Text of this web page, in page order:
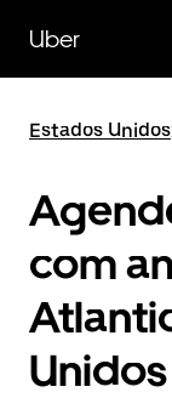
para
conteúdo
Uber
Estados Unidos
com
Unidos